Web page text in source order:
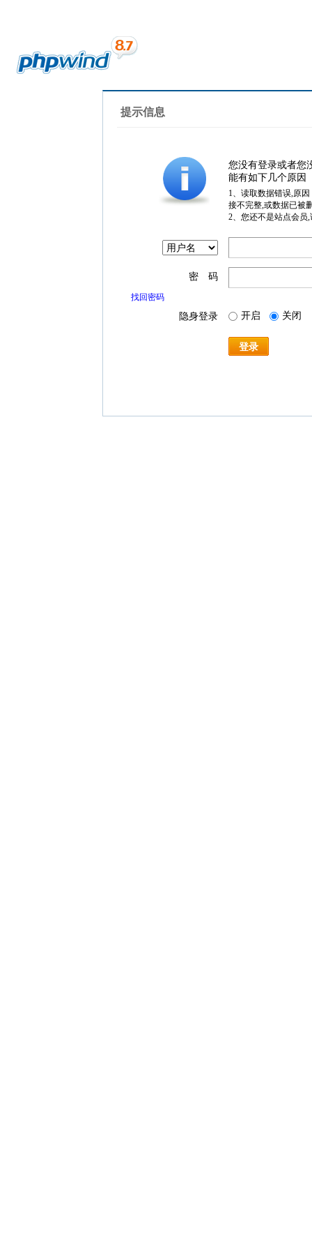
提示信息
您没有登录或者您
能有如下几个原因
1、读取数据错误,原
接不完整,或数据已被
2、您还不是站点会员
密 码
找回密码
隐身登录 开启 关闭
登录